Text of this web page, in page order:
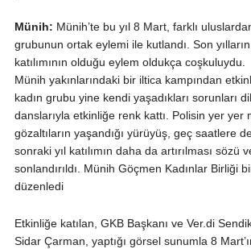
Münih: Münih’te bu yıl 8 Mart, farklı
grubunun ortak eylemi ile kutlandı. Son
katılımının olduğu eylem oldukça coşkuluydu.
Münih yakınlarındaki bir iltica kampından
kadın grubu yine kendi yaşadıkları sorunları
danslarıyla etkinliğe renk kattı. Polisin yer yer
gözaltıların yaşandığı yürüyüş, geç saatlere
sonraki yıl katılımın daha da artırılması sözü
sonlandırıldı. Münih Göçmen Kadınlar Birliği
düzenledi
Etkinliğe katılan, GKB Başkanı ve Ver.di
Sidar Çarman, yaptığı görsel sunumla 8